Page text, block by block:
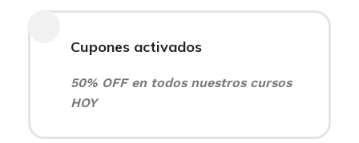
Cupones activados
50% OFF en todos nuestros cursos
HOY